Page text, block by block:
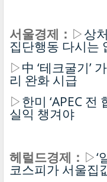
서울경제： ▷상
집단행동 다시는
▷中 ‘테크굴기’
리 완화 시급
▷한미 ‘APEC 전
실익 챙겨야
헤럴드경제： ▷‘
코스피가 서울집